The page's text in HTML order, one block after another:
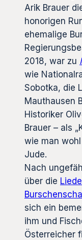
Arik Brauer
honorigen
ehemalige
2018, war zu
wie
Sobotka, die
Mauthausen
Historiker
Brauer – als
wie man
Jude.
Nach
über die
sich ein
ihm und
Österreicher